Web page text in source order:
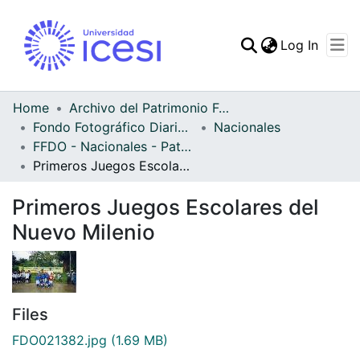
Statistics
Log In
Home
Archivo del Patrimonio Fotográfico y Fílmico del Valle del Cauca
Fondo Fotográfico Diario Occidente
Nacionales
FFDO - Nacionales - Patrimonial
Primeros Juegos Escolares del Nuevo Milenio
Primeros Juegos Escolares del
Nuevo Milenio
Files
FDO021382.jpg (1.69 MB)